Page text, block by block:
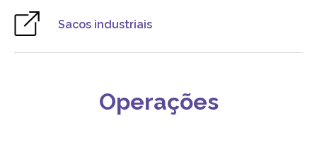
Sacos industriais
Operações